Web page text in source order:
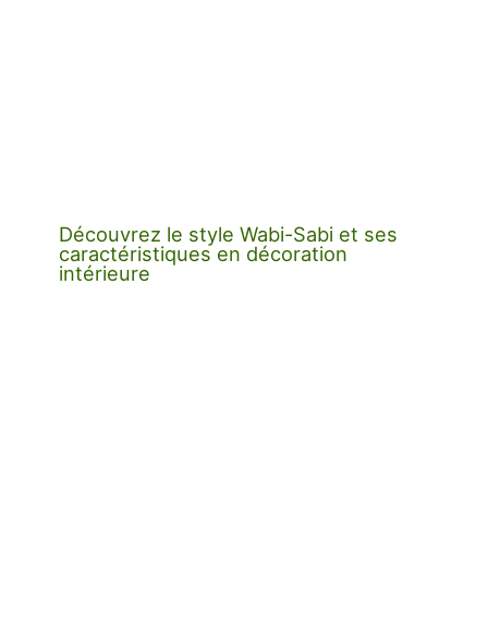
Découvrez le style Wabi-Sabi et ses
caractéristiques en décoration
intérieure